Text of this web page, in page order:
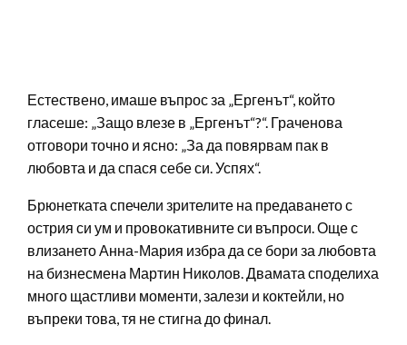
Естествено, имаше въпрос за „Ергенът“, който
гласеше: „Защо влезе в „Ергенът“?“. Граченова
отговори точно и ясно: „За да повярвам пак в
любовта и да спася себе си. Успях“.
Брюнетката спечели зрителите на предаването с
острия си ум и провокативните си въпроси. Още с
влизането Анна-Мария избра да се бори за любовта
на бизнесменa Мартин Николов. Двамата споделиха
много щастливи моменти, залези и коктейли, но
въпреки това, тя не стигна до финал.